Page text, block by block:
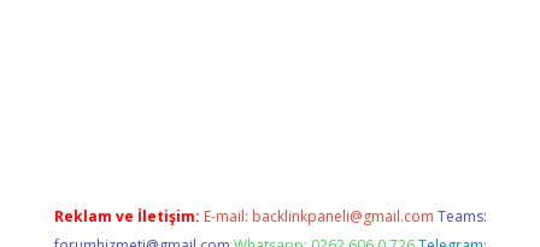
Reklam ve İletişim: E-mail: backlinkpaneli@gmail.com Teams: